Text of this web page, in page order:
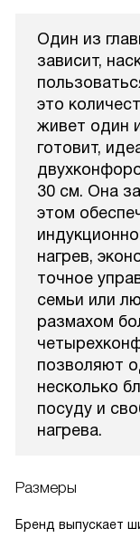
Один из
зависит,
это
живет один
готовит,
30 см. Она
этом
нагрев,
точное
семьи или
размахом
позволяют
несколько
посуду и
нагрева.
Размеры
Бренд выпускает